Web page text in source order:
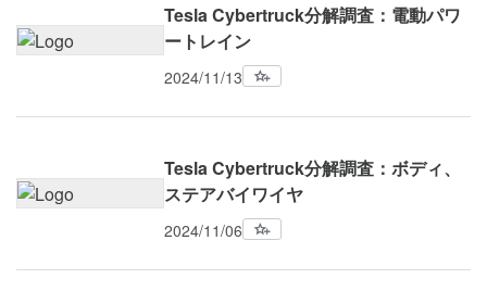
Tesla Cybertruck分解調査：電動パワ
ートレイン
2024/11/13
Tesla Cybertruck分解調査：ボディ、
ステアバイワイヤ
2024/11/06